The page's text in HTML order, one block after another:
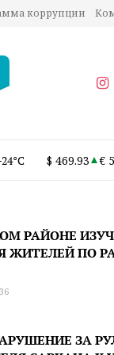
коррупции
$ 469.93 €
РАЙОНЕ
ЖИТЕЛЕЙ ПО
ЗА